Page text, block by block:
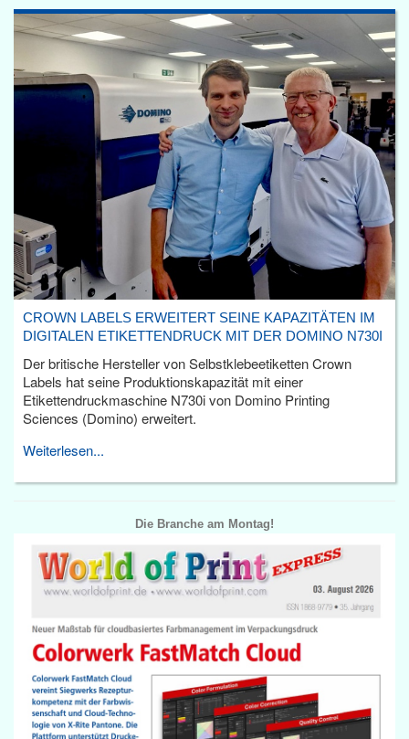
CROWN LABELS ERWEITERT SEINE KAPAZITÄTEN IM
DIGITALEN ETIKETTENDRUCK MIT DER DOMINO N730I
Der britische Hersteller von Selbstklebeetiketten Crown
Labels hat seine Produktionskapazität mit einer
Etikettendruckmaschine N730i von Domino Printing
Sciences (Domino) erweitert.
Weiterlesen...
Die Branche am Montag!